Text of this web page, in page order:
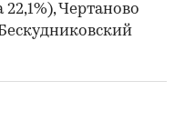
Чертаново